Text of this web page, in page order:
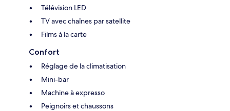
Télévision LED
TV avec chaînes par satellite
Films à la carte
Confort
Réglage de la climatisation
Mini-bar
Machine à expresso
Peignoirs et chaussons